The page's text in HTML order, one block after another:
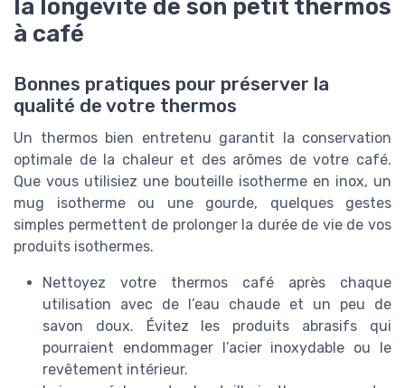
la longévité de son petit thermos
à café
Bonnes pratiques pour préserver la
qualité de votre thermos
Un thermos bien entretenu garantit la conservation
optimale de la chaleur et des arômes de votre café.
Que vous utilisiez une bouteille isotherme en inox, un
mug isotherme ou une gourde, quelques gestes
simples permettent de prolonger la durée de vie de vos
produits isothermes.
Nettoyez votre thermos café après chaque
utilisation avec de l’eau chaude et un peu de
savon doux. Évitez les produits abrasifs qui
pourraient endommager l’acier inoxydable ou le
revêtement intérieur.